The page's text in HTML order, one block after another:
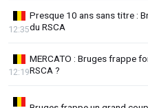
Presque 10 ans sans titre :
du RSCA
12:35
MERCATO : Bruges frappe
RSCA ?
12:19